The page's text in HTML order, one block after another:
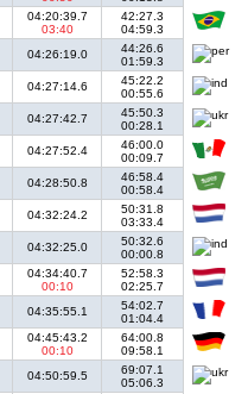
04:20:39.7
03:40
42:27.3
04:59.3
04:26:19.0
44:26.6
01:59.3
04:27:14.6
45:22.2
00:55.6
04:27:42.7
45:50.3
00:28.1
04:27:52.4
46:00.0
00:09.7
04:28:50.8
46:58.4
00:58.4
04:32:24.2
50:31.8
03:33.4
04:32:25.0
50:32.6
00:00.8
04:34:40.7
00:10
52:58.3
02:25.7
04:35:55.1
54:02.7
01:04.4
04:45:43.2
00:10
64:00.8
09:58.1
04:50:59.5
69:07.1
05:06.3